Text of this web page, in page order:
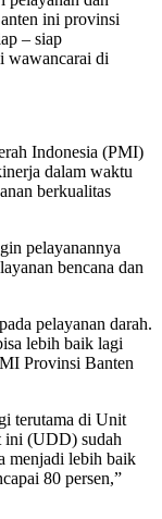
ini provinsi
– siap
wawancarai di
Indonesia (PMI)
dalam waktu
berkualitas
pelayanannya
bencana dan
pelayanan darah.
lebih baik lagi
Provinsi Banten
terutama di Unit
ini (UDD) sudah
menjadi lebih baik
80 persen,”